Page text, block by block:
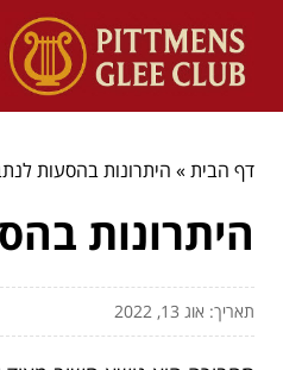
דף הבית» היתרונות בהסעות
היתרונות
תאריך: אוג 13, 2022